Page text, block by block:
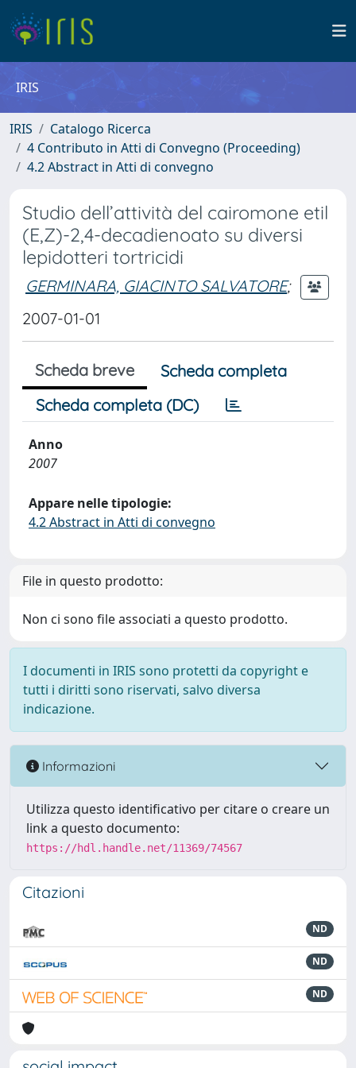
IRIS
IRIS
Catalogo Ricerca
4 Contributo in Atti di Convegno (Proceeding)
4.2 Abstract in Atti di convegno
Studio dell’attività del cairomone etil
(E,Z)-2,4-decadienoato su diversi
lepidotteri tortricidi
GERMINARA, GIACINTO SALVATORE;
2007-01-01
Scheda breve
Scheda completa
Scheda completa (DC)
Anno
2007
Appare nelle tipologie:
4.2 Abstract in Atti di convegno
File in questo prodotto:
Non ci sono file associati a questo prodotto.
I documenti in IRIS sono protetti da copyright e
tutti i diritti sono riservati, salvo diversa
indicazione.
Informazioni
Utilizza questo identificativo per citare o creare un
link a questo documento:
https://hdl.handle.net/11369/74567
Citazioni
ND
ND
ND